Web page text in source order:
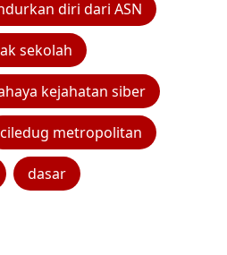
diri dari ASN
sekolah
kejahatan siber
ciledug metropolitan
dasar